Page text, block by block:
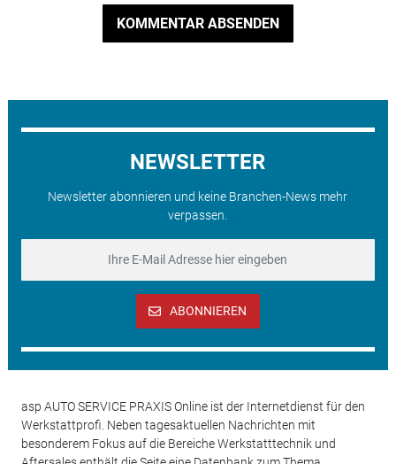
KOMMENTAR ABSENDEN
NEWSLETTER
Newsletter abonnieren und keine Branchen-News mehr
verpassen.
ABONNIEREN
asp AUTO SERVICE PRAXIS Online ist der Internetdienst für den
Werkstattprofi. Neben tagesaktuellen Nachrichten mit
besonderem Fokus auf die Bereiche Werkstatttechnik und